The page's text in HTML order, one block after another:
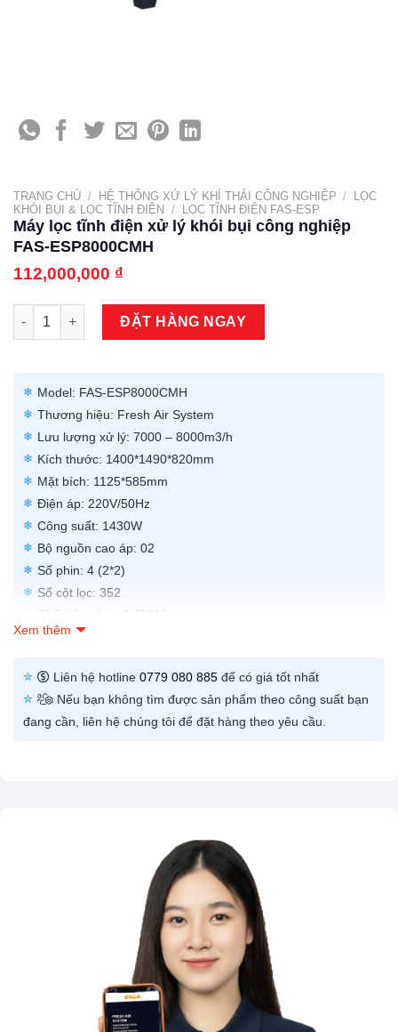
TRANG CHỦ / HỆ THỐNG XỬ LÝ KHÍ THẢI CÔNG NGHIỆP /
LỌC
KHÓI BỤI & LỌC TĨNH ĐIỆN / LỌC TĨNH ĐIỆN FAS-ESP
Máy lọc tĩnh điện xử lý khói bụi công nghiệp
FAS-ESP8000CMH
112,000,000 ₫
Máy lọc tĩnh điện xử lý khói bụi công nghiệp FAS-
ĐẶT HÀNG NGAY
Model: FAS-ESP8000CMH
Thương hiệu: Fresh Air System
Lưu lượng xử lý: 7000 – 8000m3/h
Kích thước: 1400*1490*820mm
Mặt bích: 1125*585mm
Điện áp: 220V/50Hz
Công suất: 1430W
Bộ nguồn cao áp: 02
Số phin: 4 (2*2)
Số cột lọc: 352
Chất liệu phin: SUS201
Chất liệu vỏ: Thép sơn tĩnh điện
Giao hàng: Toàn Quốc
Hỗ trợ kỹ thuật: Có
Xem thêm
Liên hệ hotline 0779 080 885 để có giá tốt nhất
Nếu bạn không tìm được sản phẩm theo công suất bạn
đang cần, liên hệ chúng tôi để đặt hàng theo yêu cầu.